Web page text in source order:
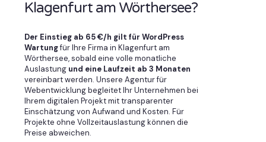
Klagenfurt am Wörthersee?
Der Einstieg ab 65 €/h gilt für WordPress
Wartungfür Ihre Firma in Klagenfurt am
Wörthersee, sobald eine volle monatliche
Auslastung und eine Laufzeit ab 3 Monaten
vereinbart werden. Unsere Agentur für
Webentwicklung begleitet Ihr Unternehmen bei
Ihrem digitalen Projekt mit transparenter
Einschätzung von Aufwand und Kosten. Für
Projekte ohne Vollzeitauslastung können die
Preise abweichen.